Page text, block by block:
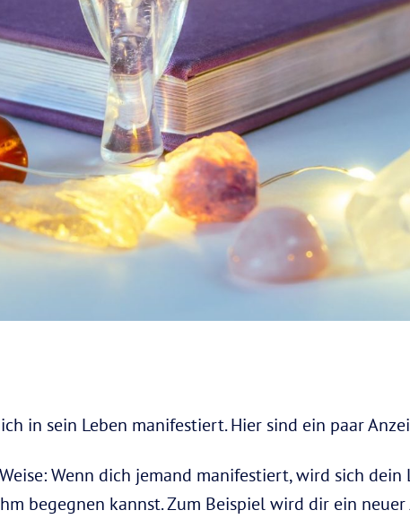
in sein Leben manifestiert. Hier sind ein paar
Wenn dich jemand manifestiert, wird sich dein
begegnen kannst. Zum Beispiel wird dir ein neuer